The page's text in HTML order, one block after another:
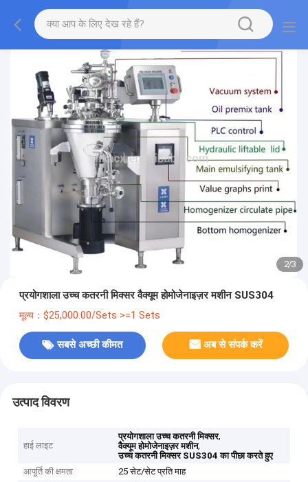
2/3
प्रयोगशाला उच्च कतरनी मिक्सर वैक्यूम होमोजेनाइज़र मशीन SUS304
मूल्य：$25,000.00/Sets >=1 Sets
सबसे अच्छी कीमत अब से संपर्क करें
उत्पाद विवरण
हाई लाइट
प्रयोगशाला उच्च कतरनी मिक्सर,
वैक्यूम होमोजेनाइज़र मशीन,
उच्च कतरनी मिक्सर SUS304 का पीछा करते हुए
आपूर्ति की क्षमता
25 सेट/सेट प्रति माह